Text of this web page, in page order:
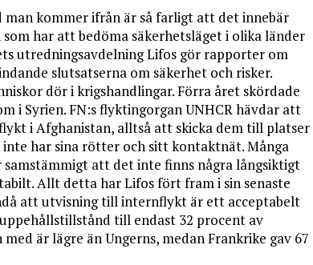
kommer ifrån är så farligt att det innebär
har att bedöma säkerhetsläget i olika länder
utredningsavdelning Lifos gör rapporter om
slutsatserna om säkerhet och risker.
dör i krigshandlingar. Förra året skördade
i Syrien. FN:s flyktingorgan UNHCR hävdar att
i Afghanistan, alltså att skicka dem till platser
har sina rötter och sitt kontaktnät. Många
att det inte finns några långsiktigt
Allt detta har Lifos fört fram i sin senaste
att utvisning till internflykt är ett acceptabelt
till endast 32 procent av
är lägre än Ungerns, medan Frankrike gav 67